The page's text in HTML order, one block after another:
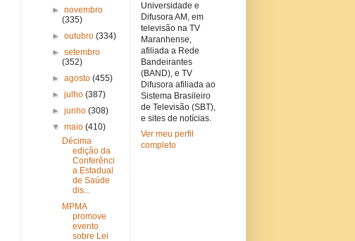
► novembro
(335)
► outubro (334)
► setembro
(352)
► agosto (455)
► julho (387)
► junho (308)
▼ maio (410)
Décima
edição da
Conferênci
a Estadual
de Saúde
dis...
MPMA
promove
evento
sobre Lei
Universidade e
Difusora AM, em
televisão na TV
Maranhense,
afiliada a Rede
Bandeirantes
(BAND), e TV
Difusora afiliada ao
Sistema Brasileiro
de Televisão (SBT),
e sites de notícias.
Ver meu perfil
completo